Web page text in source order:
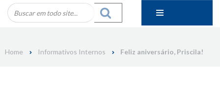
Home Informativos Internos Feliz aniversário, Priscila!